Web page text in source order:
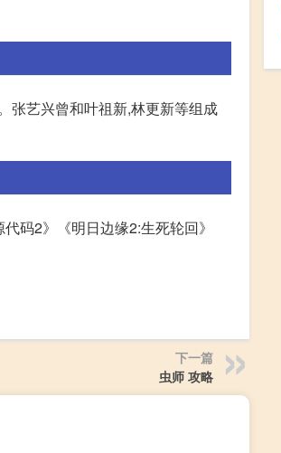
张艺兴曾和叶祖新,林更新等组成
码2》《明日边缘2:生死轮回》
下一篇
虫师 攻略